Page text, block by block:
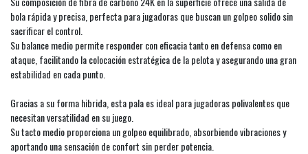
bola rápida y precisa, perfecta para jugadoras que buscan un golpeo solido sin
sacrificar el control.
Su balance medio permite responder con eficacia tanto en defensa como en
ataque, facilitando la colocación estratégica de la pelota y asegurando una gran
estabilidad en cada punto.
Gracias a su forma hibrida, esta pala es ideal para jugadoras polivalentes que
necesitan versatilidad en su juego.
Su tacto medio proporciona un golpeo equilibrado, absorbiendo vibraciones y
aportando una sensación de confort sin perder potencia.